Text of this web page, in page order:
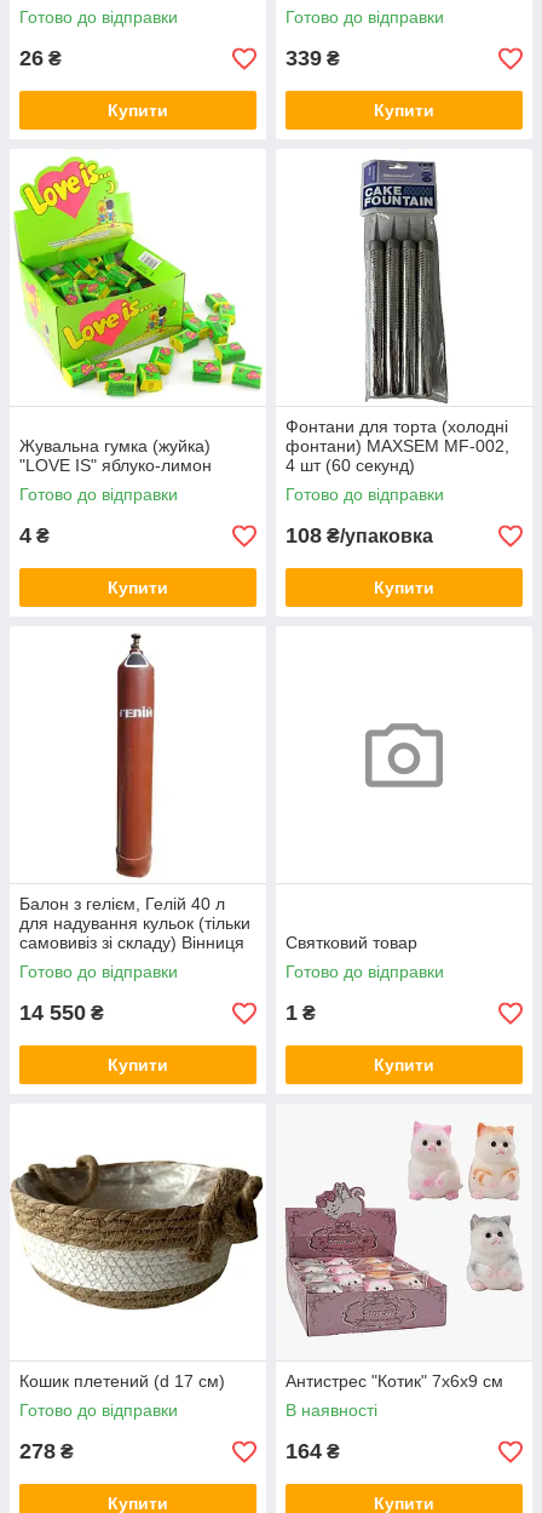
Готово до відправки
26 ₴
Купити
Готово до відправки
339 ₴
Купити
Жувальна гумка (жуйка)
"LOVE IS" яблуко-лимон
Готово до відправки
4 ₴
Купити
Фонтани для торта (холодні
фонтани) MAXSEM MF-002,
4 шт (60 секунд)
Готово до відправки
108 ₴/упаковка
Купити
Балон з гелієм, Гелій 40 л
для надування кульок (тільки
самовивіз зі складу) Вінниця
Готово до відправки
14 550 ₴
Купити
Святковий товар
Готово до відправки
1 ₴
Купити
Кошик плетений (d 17 см)
Готово до відправки
278 ₴
Купити
Антистрес "Котик" 7х6х9 см
В наявності
164 ₴
Купити